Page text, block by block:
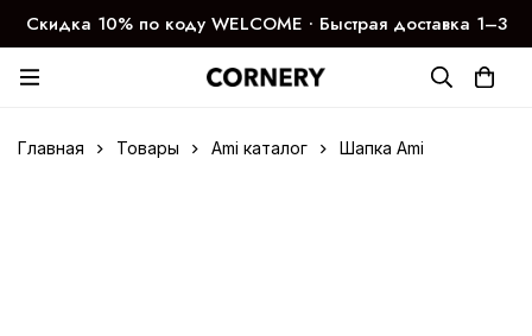
Скидка 10% по коду WELCOME ∙ Быстрая доставка 1–3
дня
Главная Товары Ami каталог Шапка Ami